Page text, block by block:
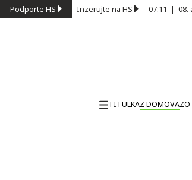
Podporte HS Inzerujte na HS 07:11 | 08.
TITULKAZ DOMOVA